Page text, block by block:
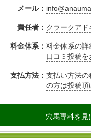
メール：
責任者： クラークア
料金体系： 料金体系の詳
口コミ投稿を
支払方法： 支払い方法
の方は投稿頂
穴馬専科を見